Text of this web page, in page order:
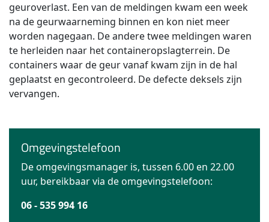
geuroverlast. Een van de meldingen kwam een week
na de geurwaarneming binnen en kon niet meer
worden nagegaan. De andere twee meldingen waren
te herleiden naar het containeropslagterrein. De
containers waar de geur vanaf kwam zijn in de hal
geplaatst en gecontroleerd. De defecte deksels zijn
vervangen.
Omgevingstelefoon
De omgevingsmanager is, tussen 6.00 en 22.00
uur, bereikbaar via de omgevingstelefoon:
06 - 535 994 16